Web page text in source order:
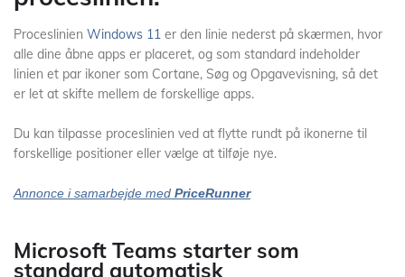
Proceslinien Windows 11 er den linie nederst på skærmen, hvor
alle dine åbne apps er placeret, og som standard indeholder
linien et par ikoner som Cortane, Søg og Opgavevisning, så det
er let at skifte mellem de forskellige apps.
Du kan tilpasse proceslinien ved at flytte rundt på ikonerne til
forskellige positioner eller vælge at tilføje nye.
Annonce i samarbejde med PriceRunner
Microsoft Teams starter som
standard automatisk